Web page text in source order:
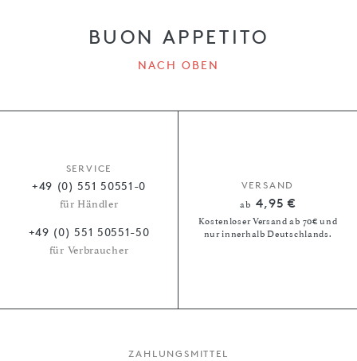
BUON APPETITO
NACH OBEN
SERVICE
+49 (0) 551 50551-0
für Händler
+49 (0) 551 50551-50
für Verbraucher
VERSAND
ab 4,95 €
Kostenloser Versand ab 70€ und
nur innerhalb Deutschlands.
ZAHLUNGSMITTEL